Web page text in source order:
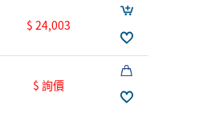
$ 24,003
$ 詢價